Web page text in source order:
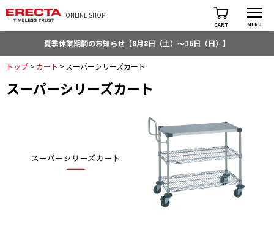
ONLINE SHOP
CART MENU
夏季休業期間のお知らせ【8月8日（土）～16日（日）】
トップ > カート > スーパーシリーズカート
スーパーシリーズカート